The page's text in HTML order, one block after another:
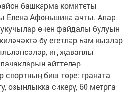
башкарма комитеты
Елена Афоньшина ачты. Алар
өчен файдалы булуын
бу егетләр һәм кызлар
иң җаваплы
әйттеләр.
биш төре: граната
озынлыкка сикерү, 60 метрга